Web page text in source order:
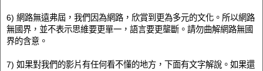
6) 網路無遠弗屆，我們因為網路，欣賞到更為多元的文化。所以網路
無國界，並不表示思維要更單一，語言要更壟斷。請勿曲解網路無國
界的含意。
7) 如果對我們的影片有任何看不懂的地方，下面有文字解說。如果還